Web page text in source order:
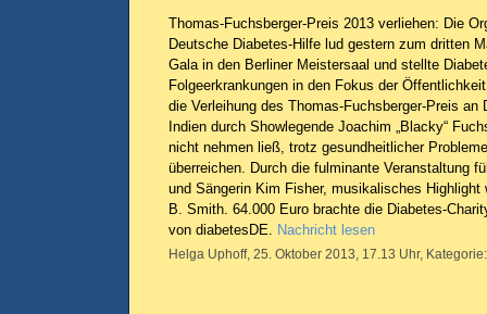
Thomas-Fuchsberger-Preis 2013 verliehen: Die
Deutsche Diabetes-Hilfe lud gestern zum dritten
Gala in den Berliner Meistersaal und stellte
Folgeerkrankungen in den Fokus der
die Verleihung des Thomas-Fuchsberger-Preis an
Indien durch Showlegende Joachim „Blacky“
nicht nehmen ließ, trotz gesundheitlicher
überreichen. Durch die fulminante Veranstaltung
und Sängerin Kim Fisher, musikalisches
B. Smith. 64.000 Euro brachte die Diabetes-
von diabetesDE. Nachricht lesen
Helga Uphoff, 25. Oktober 2013, 17.13 Uhr,